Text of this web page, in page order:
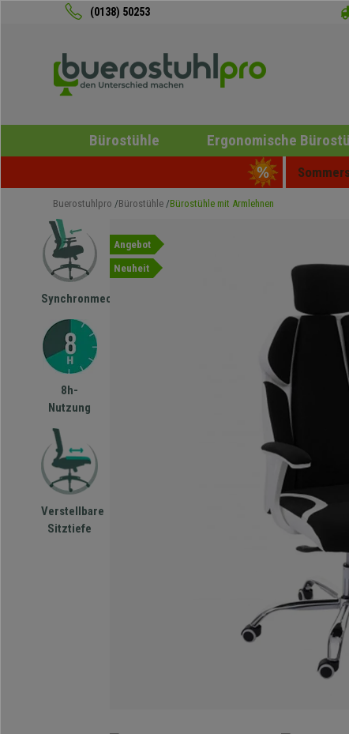
(0138) 50253
Bürostühle Ergonomische
Buerostuhlpro Bürostühle Bürostühle mit Armlehnen
Synchronmechanik
8h-
Nutzung
Verstellbare
Sitztiefe
Angebot
Neuheit